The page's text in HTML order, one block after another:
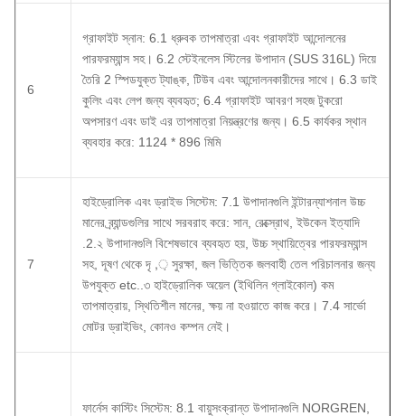
6
গ্রাফাইট স্নান: 6.1 ধ্রুবক তাপমাত্রা এবং গ্রাফাইট আন্দোলনের
পারফরম্যান্স সহ। 6.2 স্টেইনলেস স্টিলের উপাদান (SUS 316L) দিয়ে
তৈরি 2 স্পিডযুক্ত ট্যাঙ্ক, টিউব এবং আন্দোলনকারীদের সাথে। 6.3 ডাই
কুলিং এবং লেপ জন্য ব্যবহৃত; 6.4 গ্রাফাইট আবরণ সহজ টুকরো
অপসারণ এবং ডাই এর তাপমাত্রা নিয়ন্ত্রণের জন্য। 6.5 কার্যকর স্থান
ব্যবহার করে: 1124 * 896 মিমি
7
হাইড্রোলিক এবং ড্রাইভ সিস্টেম: 7.1 উপাদানগুলি ইন্টারন্যাশনাল উচ্চ
মানের ব্র্যান্ডগুলির সাথে সরবরাহ করে: সান, রেক্স্রোথ, ইউকেন ইত্যাদি
.2.২ উপাদানগুলি বিশেষভাবে ব্যবহৃত হয়, উচ্চ স্থায়িত্বের পারফরম্যান্স
সহ, দূষণ থেকে দৃ ,় সুরক্ষা, জল ভিত্তিক জলবাহী তেল পরিচালনার জন্য
উপযুক্ত etc..৩ হাইড্রোলিক অয়েল (ইথিলিন গ্লাইকোল) কম
তাপমাত্রায়, স্থিতিশীল মানের, ক্ষয় না হওয়াতে কাজ করে। 7.4 সার্ভো
মোটর ড্রাইভিং, কোনও কম্পন নেই।
ফার্নেস কাস্টিং সিস্টেম: 8.1 বায়ুসংক্রান্ত উপাদানগুলি NORGREN,